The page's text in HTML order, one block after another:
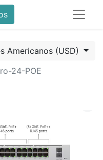
Americanos (USD)
24-POE